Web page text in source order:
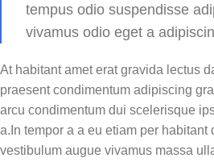
tempus odio suspendisse
vivamus odio eget a
At habitant amet erat gravida lectus
praesent condimentum adipiscing
arcu condimentum dui scelerisque
a.In tempor a a eu etiam per habitant
vestibulum augue vivamus massa